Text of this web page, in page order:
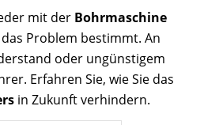
mit der Bohrmaschine
Problem bestimmt. An
oder ungünstigem
Erfahren Sie, wie Sie das
in Zukunft verhindern.